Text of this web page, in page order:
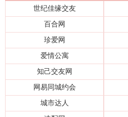
世纪佳缘交友
百合网
珍爱网
爱情公寓
知己交友网
网易同城约会
城市达人